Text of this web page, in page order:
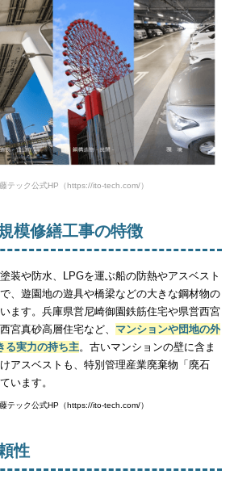
テック公式HP（https://ito-tech.com/）
模修繕工事の特徴
装や防水、LPGを運ぶ船の防熱やアスベスト
、遊園地の遊具や橋梁などの大きな鋼材物の
ます。兵庫県営尼崎御園鉄筋住宅や県営西宮
宮真砂高層住宅など、 マンションや団地の外
る実力の持ち主。古いマンションの壁に含ま
アスベストも、特別管理産業廃棄物「廃石
います。
テック公式HP（https://ito-tech.com/）
性